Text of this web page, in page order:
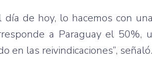
día de hoy, lo hacemos con
a Paraguay el 50%,
en las reivindicaciones”, señaló.